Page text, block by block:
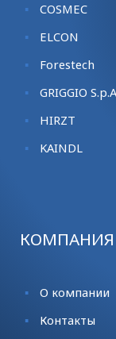
COSMEC
ELCON
Forestech
GRIGGIO S.p.A
HIRZT
KАINDL
КОМПАНИЯ
О компании
Контакты